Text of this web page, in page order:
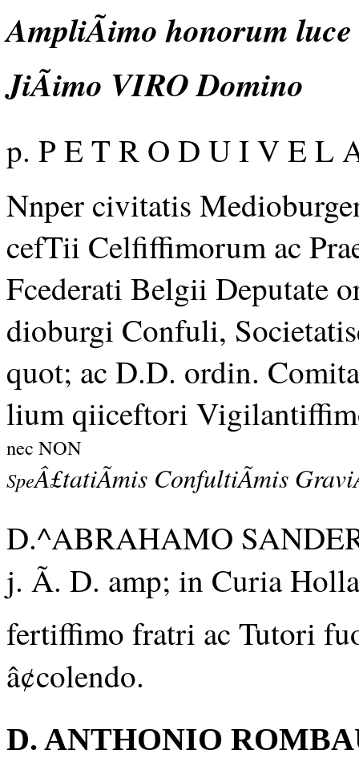
AmpliÃimo honorum
JiÃimo VIRO Domino
p. P E T R O D U I V E L
Nnper civitatis
cefTii Celfiffimorum ac
Fcederati Belgii Deputate
dioburgi Confuli,
quot; ac D.D. ordin.
lium qiiceftori
nec NON
SpeÂ£tatiÃmis ConfultiÃmis
D.^ABRAHAMO
j. Ã. D. amp; in Curia
fertiffimo fratri ac Tutori
â¢colendo.
D. ANTHONIO